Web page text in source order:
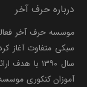
درباره حرف آخر
موسسه حرف آخر
سبکی متفاوت آغاز
سال ۱۳۹۰ با
آموزان کنکوری